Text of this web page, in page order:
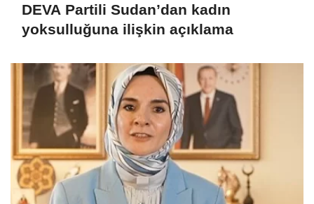
DEVA Partili Sudan’dan kadın
yoksulluğuna ilişkin açıklama